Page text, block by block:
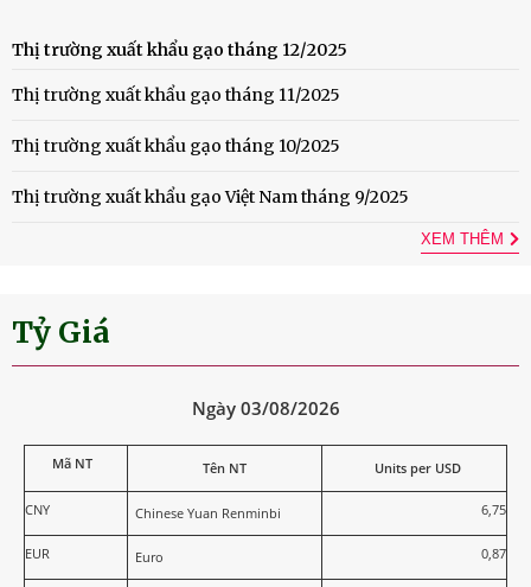
Thị trường xuất khẩu gạo tháng 12/2025
Thị trường xuất khẩu gạo tháng 11/2025
Thị trường xuất khẩu gạo tháng 10/2025
Thị trường xuất khẩu gạo Việt Nam tháng 9/2025
XEM THÊM
Tỷ Giá
Ngày 03/08/2026
Mã NT Tên NT Units per USD
CNY Chinese Yuan Renminbi 6,75
EUR Euro 0,87